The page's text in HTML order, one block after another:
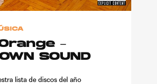
–
SOUND
lista de discos del año